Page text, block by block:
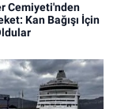
Cemiyeti'nden
Kan Bağışı İçin